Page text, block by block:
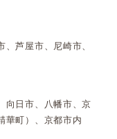
芦屋市、尼崎市、
向日市、八幡市、京
華町）、京都市内